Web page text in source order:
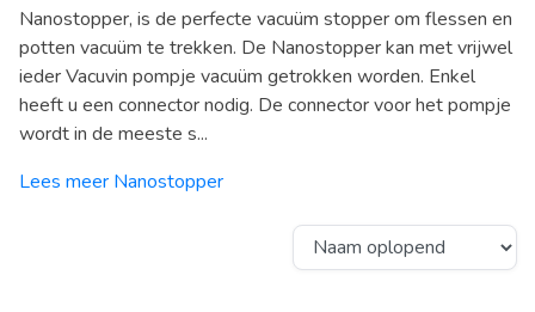
Nanostopper, is de perfecte vacuüm stopper om flessen en
potten vacuüm te trekken. De Nanostopper kan met vrijwel
ieder Vacuvin pompje vacuüm getrokken worden. Enkel
heeft u een connector nodig. De connector voor het pompje
wordt in de meeste s...
Lees meer Nanostopper